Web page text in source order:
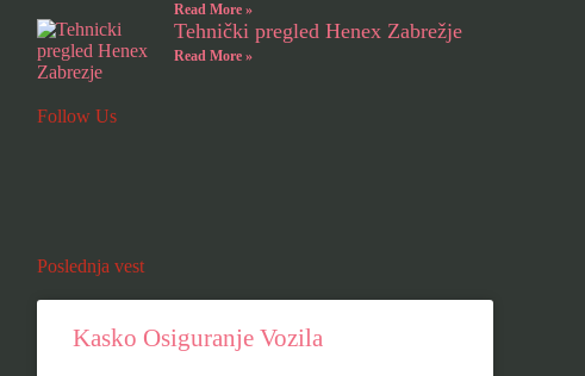
Read More »
Tehnički pregled Henex Zabrežje
Read More »
Follow Us
Poslednja vest
Kasko Osiguranje Vozila